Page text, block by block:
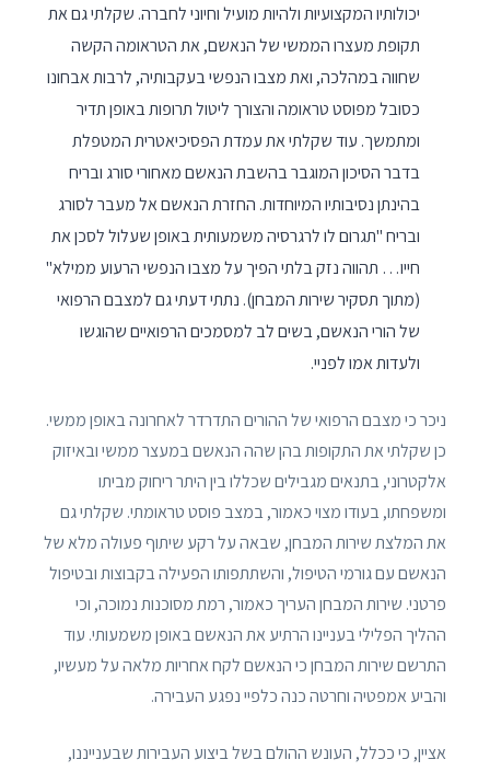
יכולותיו המקצועיות ולהיות מועיל וחיוני לחברה. שקלתי גם את
תקופת מעצרו הממשי של הנאשם, את הטראומה הקשה
שחווה במהלכה, ואת מצבו הנפשי בעקבותיה, לרבות אבחונו
כסובל מפוסט טראומה והצורך ליטול תרופות באופן תדיר
ומתמשך. עוד שקלתי את עמדת הפסיכיאטרית המטפלת
בדבר הסיכון המוגבר בהשבת הנאשם מאחורי סורג ובריח
בהינתן נסיבותיו המיוחדות. החזרת הנאשם אל מעבר לסורג
ובריח "תגרום לו לרגרסיה משמעותית באופן שעלול לסכן את
חייו… תהווה נזק בלתי הפיך על מצבו הנפשי הרעוע ממילא"
(מתוך תסקיר שירות המבחן). נתתי דעתי גם למצבם הרפואי
של הורי הנאשם, בשים לב למסמכים הרפואיים שהוגשו
ולעדות אמו לפניי.
ניכר כי מצבם הרפואי של ההורים התדרדר לאחרונה באופן ממשי.
כן שקלתי את התקופות בהן שהה הנאשם במעצר ממשי ובאיזוק
אלקטרוני, בתנאים מגבילים שכללו בין היתר ריחוק מביתו
ומשפחתו, בעודו מצוי כאמור, במצב פוסט טראומתי. שקלתי גם
את המלצת שירות המבחן, שבאה על רקע שיתוף פעולה מלא של
הנאשם עם גורמי הטיפול, והשתתפותו הפעילה בקבוצות ובטיפול
פרטני. שירות המבחן העריך כאמור, רמת מסוכנות נמוכה, וכי
ההליך הפלילי בעניינו הרתיע את הנאשם באופן משמעותי. עוד
התרשם שירות המבחן כי הנאשם לקח אחריות מלאה על מעשיו,
והביע אמפטיה וחרטה כנה כלפיי נפגע העבירה.
אציין, כי ככלל, העונש ההולם בשל ביצוע העבירות שבענייננו,